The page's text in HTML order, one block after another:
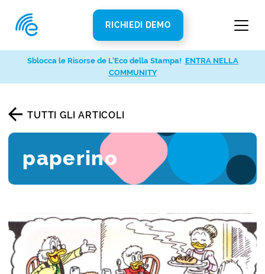
RICHIEDI DEMO
TUTTI GLI ARTICOLI
paperino
Sblocca le Risorse de L’Eco della Stampa! ENTRA NELLA
COMMUNITY